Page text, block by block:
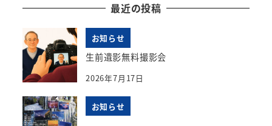
最近の投稿
お知らせ
生前遺影無料撮影会
2026年7月17日
お知らせ